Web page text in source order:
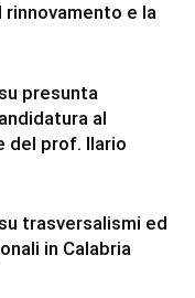
e la
presunta
al
del prof. Ilario
trasversalismi ed
in Calabria